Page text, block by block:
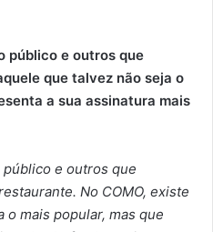
público e outros que
que talvez não seja o
a sua assinatura mais
e outros que
No COMO, existe
o mais popular, mas que